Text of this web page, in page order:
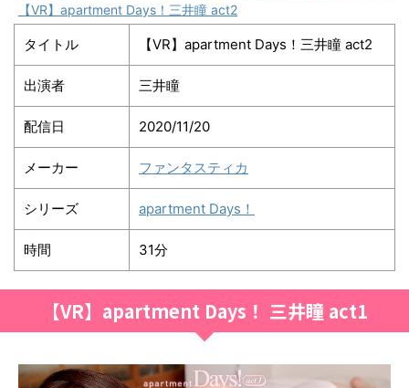
【VR】apartment Days！三井瞳 act2
タイトル 【VR】apartment Days！三井瞳 act2
出演者 三井瞳
配信日 2020/11/20
メーカー ファンタスティカ
シリーズ apartment Days！
時間 31分
【VR】apartment Days！ 三井瞳 act1